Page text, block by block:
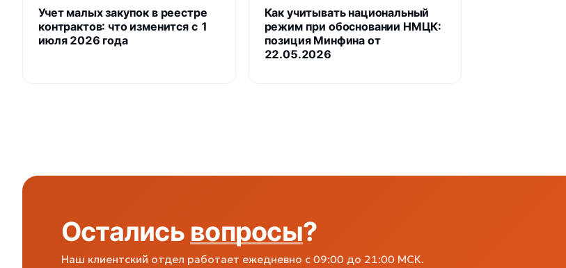
Учет малых закупок в реестре
контрактов: что изменится с 1
июля 2026 года
Как учитывать национальный
режим при обосновании НМЦК:
позиция Минфина от
22.05.2026
Остались вопросы?
Наш клиентский отдел работает ежедневно с 09:00 до 21:00 МСК.